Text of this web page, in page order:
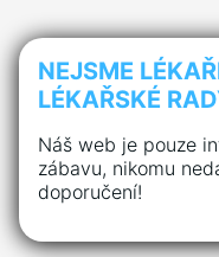
NEJSME
LÉKAŘSKÉ
Náš web je pouze
zábavu, nikomu
doporučení!